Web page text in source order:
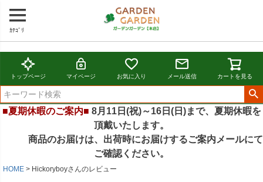
ｶﾃｺﾞﾘ
トップページ マイページ お気に入り メール送信 カートを見る
■夏期休暇のご案内■ 8月11日(祝)～16日(日)まで、夏期休暇を
頂戴いたします。
商品のお届けは、出荷時にお届けするご案内メールにて
ご確認ください。
HOME Hickoryboyさんのレビュー